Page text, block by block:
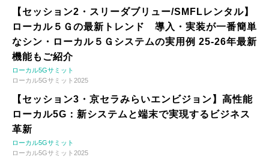
【セッション2・スリーダブリュー/SMFLレンタル】
ローカル５Ｇの最新トレンド 導入・実装が一番簡単
なシン・ローカル５Ｇシステムの実用例 25-26年最新
機能もご紹介
ローカル5Gサミット
ローカル5Gサミット2025
【セッション3・京セラみらいエンビジョン】高性能
ローカル5G：新システムと端末で実現するビジネス
革新
ローカル5Gサミット
ローカル5Gサミット2025